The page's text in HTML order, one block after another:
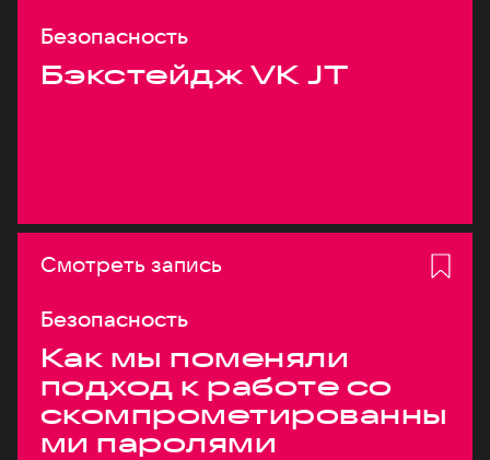
Безопасность
Бэкстейдж VK JT
Смотреть запись
Безопасность
Как мы поменяли
подход к работе со
скомпрометированны
ми паролями